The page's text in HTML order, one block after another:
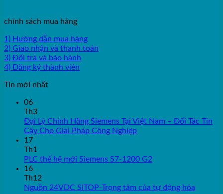
chính sách mua hàng
1) Hướng dẫn mua hàng
2) Giao nhận và thanh toán
3) Đổi trả và bảo hành
4) Đăng ký thành viên
Tin mới nhất
06
Th3
Đại Lý Chính Hãng Siemens Tại Việt Nam – Đối Tác Tin
Cậy Cho Giải Pháp Công Nghiệp
17
Th1
PLC thế hệ mới Siemens S7-1200 G2
16
Th12
Nguồn 24VDC SITOP-Trọng tâm của tự động hóa